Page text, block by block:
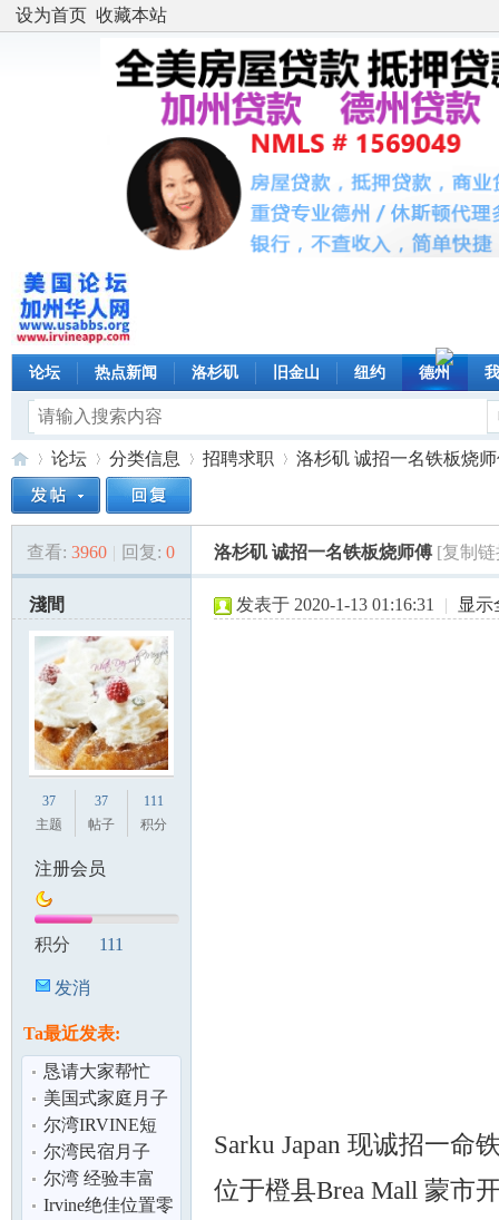
设为首页 收藏本站
论坛 热点新闻 洛杉矶 旧金山 纽约 德州
美»
论坛
›
分类信息 招聘求职
›
洛杉矶 诚招一名铁板烧
查看: 3960 | 回复: 0 洛杉矶 诚招一名铁板烧师傅 [复制
淺間
37
主题
37
帖子
111
积分
注册会员
积分 111
发消
Ta最近发表:
恳请大家帮忙
美国式家庭月子
中心 赴美生子 美
国国籍 美
尔湾IRVINE短
期分租日费
$30.00
尔湾民宿月子
949-212-3705 免
费专车接送 看
尔湾 经验丰富
专业赴美生子/旅
Irvine绝佳位置零
发表于 2020-1-13 01:16:31 | 显示
Sarku Japan 现诚招一命
位于橙县Brea Mall 蒙市